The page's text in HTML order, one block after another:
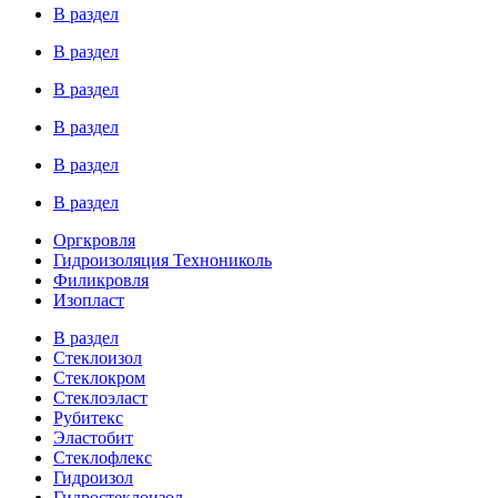
В раздел
В раздел
В раздел
В раздел
В раздел
В раздел
Оргкровля
Гидроизоляция Технониколь
Филикровля
Изопласт
В раздел
Стеклоизол
Стеклокром
Стеклоэласт
Рубитекс
Эластобит
Стеклофлекс
Гидроизол